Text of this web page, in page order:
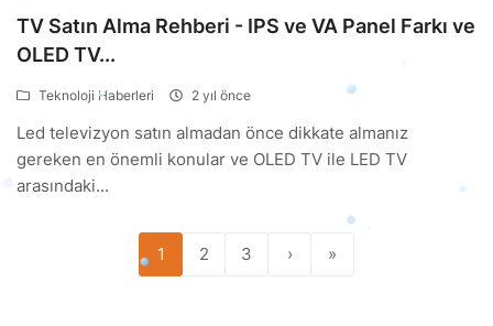
TV Satın Alma Rehberi - IPS ve VA Panel Farkı ve
OLED TV...
Teknoloji Haberleri 2 yıl önce
Led televizyon satın almadan önce dikkate almanız
gereken en önemli konular ve OLED TV ile LED TV
arasındaki...
1 2 3 › »